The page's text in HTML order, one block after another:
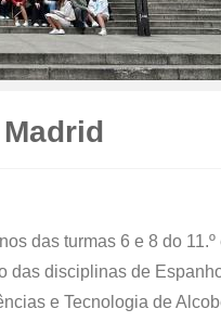
das turmas 6 e 8 do
das disciplinas de
e Tecnologia de